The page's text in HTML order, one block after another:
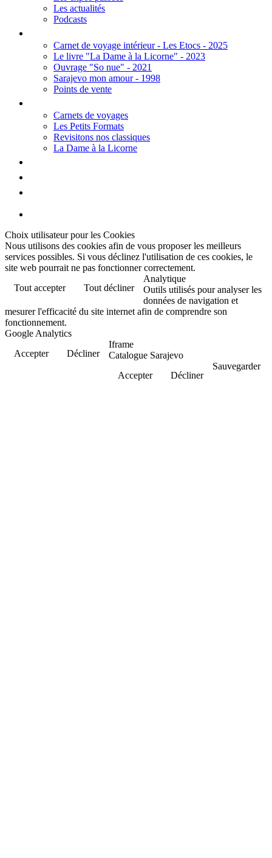
Les actualités
Podcasts
Carnet de voyage intérieur - Les Etocs - 2025
Le livre "La Dame à la Licorne" - 2023
Ouvrage "So nue" - 2021
Sarajevo mon amour - 1998
Points de vente
Carnets de voyages
Les Petits Formats
Revisitons nos classiques
La Dame à la Licorne
Choix utilisateur pour les Cookies
Nous utilisons des cookies afin de vous proposer les meilleurs
services possibles. Si vous déclinez l'utilisation de ces cookies, le
site web pourrait ne pas fonctionner correctement.
Tout accepter
Tout décliner
Analytique
Outils utilisés pour analyser les
données de navigation et
mesurer l'efficacité du site internet afin de comprendre son
fonctionnement.
Google Analytics
Accepter
Décliner
Iframe
Catalogue Sarajevo
Accepter
Décliner
Sauvegarder